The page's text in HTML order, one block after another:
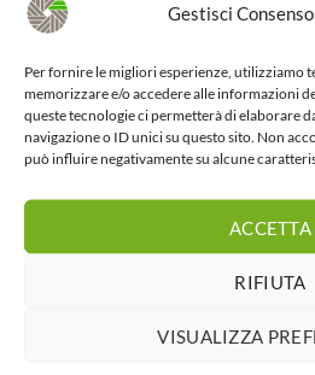
Gestisci
Per fornire le migliori esperienze, utilizziamo
memorizzare e/o accedere alle informazioni
queste tecnologie ci permetterà di elaborare
navigazione o ID unici su questo sito. Non
può influire negativamente su alcune
ACCETTA
RIFIUTA
VISUALIZZA